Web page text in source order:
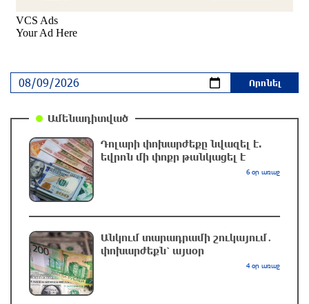
բանակցություններ չեն լինի, քանի դեռ
ԴԺՀ-ի Վասյուտինսկոյե և Տորեցկոյե
բնակավայրերը
2 ժամ առաջ
Դաշտավանի կրակոցների վերաբերյալ
2 ժամ առաջ
ԶԼՄ․ Նեթանյահուն և Կացը գաղտնի
հավանություն են տվել Գազայում
Ամենադիտված
Դոլարի փոխարժեքը նվազել է.
եվրոն մի փոքր թանկացել է
6 օր առաջ
Անկում տարադրամի շուկայում․
փոխարժեքն՝ այսօր
4 օր առաջ